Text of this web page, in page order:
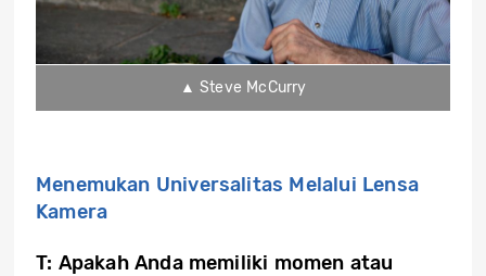
▲ Steve McCurry
Menemukan Universalitas Melalui Lensa
Kamera
T: Apakah Anda memiliki momen atau